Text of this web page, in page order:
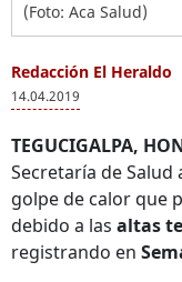
(Foto: Aca Salud)
Redacción El Heraldo
14.04.2019
TEGUCIGALPA,
Secretaría de
golpe de calor que
debido a las altas
registrando en